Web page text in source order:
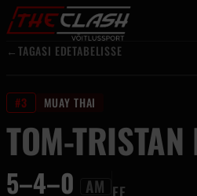
Liigu sisu juurde
←TAGASI EDETABELISSE
#3 MUAY THAI
TOM-
5–4–0 AM EE